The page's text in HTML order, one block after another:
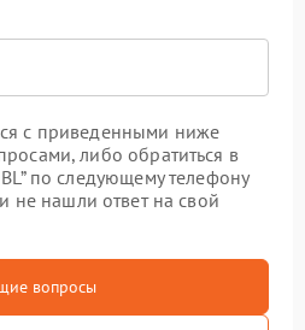
с приведенными ниже
либо обратиться в
по следующему телефону
не нашли ответ на свой
вопросы